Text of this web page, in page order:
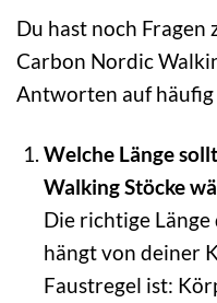
Du hast noch Fragen
Carbon Nordic
Antworten auf häufig
Welche Länge
Walking Stöcke
Die richtige
hängt von deiner
Faustregel ist: